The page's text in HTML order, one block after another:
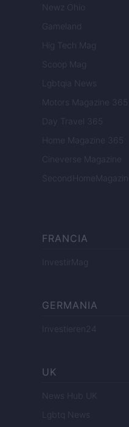
Newz Ohio
Gameland
Hig Tech Mag
Scoop Mag
Lgbtqia News
Motors Magazine 365
Day Travel 365
Home Magazine 365
Cineverse Magazine
SecondHomeMagazine
FRANCIA
InvestirMag
GERMANIA
Investieren24
UK
News Hub UK
Lgbtq News